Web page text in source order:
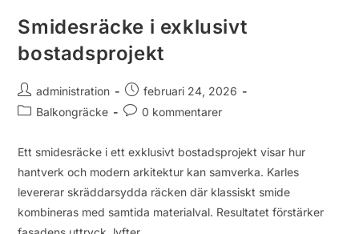
Smidesräcke i exklusivt
bostadsprojekt
administration
februari 24, 2026
Balkongräcke
0 kommentarer
Ett smidesräcke i ett exklusivt bostadsprojekt visar hur
hantverk och modern arkitektur kan samverka. Karles
levererar skräddarsydda räcken där klassiskt smide
kombineras med samtida materialval. Resultatet förstärker